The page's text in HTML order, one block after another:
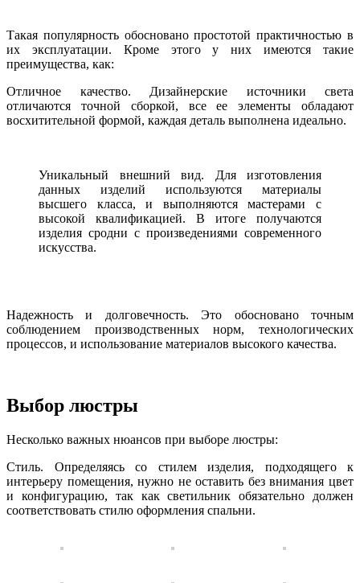
Такая популярность обосновано простотой практичностью в
их эксплуатации. Кроме этого у них имеются такие
преимущества, как:
Отличное качество. Дизайнерские источники света
отличаются точной сборкой, все ее элементы обладают
восхитительной формой, каждая деталь выполнена идеально.
Уникальный внешний вид. Для изготовления
данных изделий используются материалы
высшего класса, и выполняются мастерами с
высокой квалификацией. В итоге получаются
изделия сродни с произведениями современного
искусства.
Надежность и долговечность. Это обосновано точным
соблюдением производственных норм, технологических
процессов, и использование материалов высокого качества.
Выбор люстры
Несколько важных нюансов при выборе люстры:
Стиль. Определяясь со стилем изделия, подходящего к
интерьеру помещения, нужно не оставить без внимания цвет
и конфигурацию, так как светильник обязательно должен
соответствовать стилю оформления спальни.